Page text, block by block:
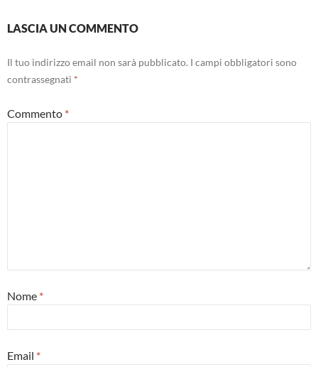
LASCIA UN COMMENTO
Il tuo indirizzo email non sarà pubblicato. I campi obbligatori sono
contrassegnati *
Commento *
Nome *
Email *